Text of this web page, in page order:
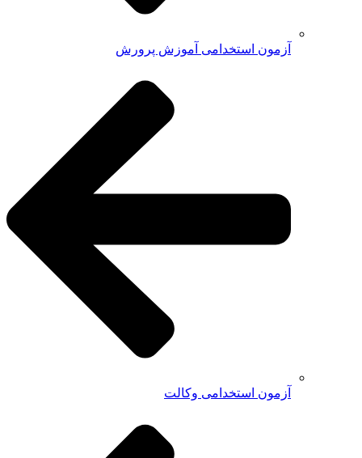
آزمون استخدامی آموزش پرورش
آزمون استخدامی وکالت